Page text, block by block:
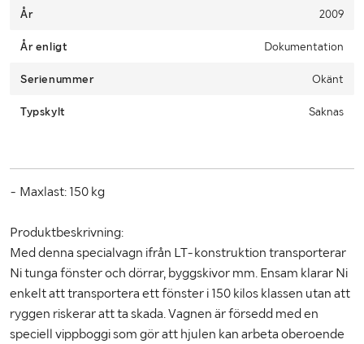
portal. A link to the booking portal will be sent via email when
within 12 days from the end of the auction.
År 2009
År enligt Dokumentation
Serienummer Okänt
Typskylt Saknas
- Maxlast: 150 kg
Produktbeskrivning:
Med denna specialvagn ifrån LT-konstruktion transporterar
Ni tunga fönster och dörrar, byggskivor mm. Ensam klarar Ni
enkelt att transportera ett fönster i 150 kilos klassen utan att
ryggen riskerar att ta skada. Vagnen är försedd med en
speciell vippboggi som gör att hjulen kan arbeta oberoende